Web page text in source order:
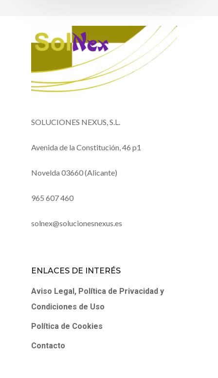
SOLUCIONES NEXUS, S.L.
Avenida de la Constitución, 46 p1
Novelda 03660 (Alicante)
965 607 460
solnex@solucionesnexus.es
ENLACES DE INTERÉS
Aviso Legal, Política de Privacidad y
Condiciones de Uso
Política de Cookies
Contacto